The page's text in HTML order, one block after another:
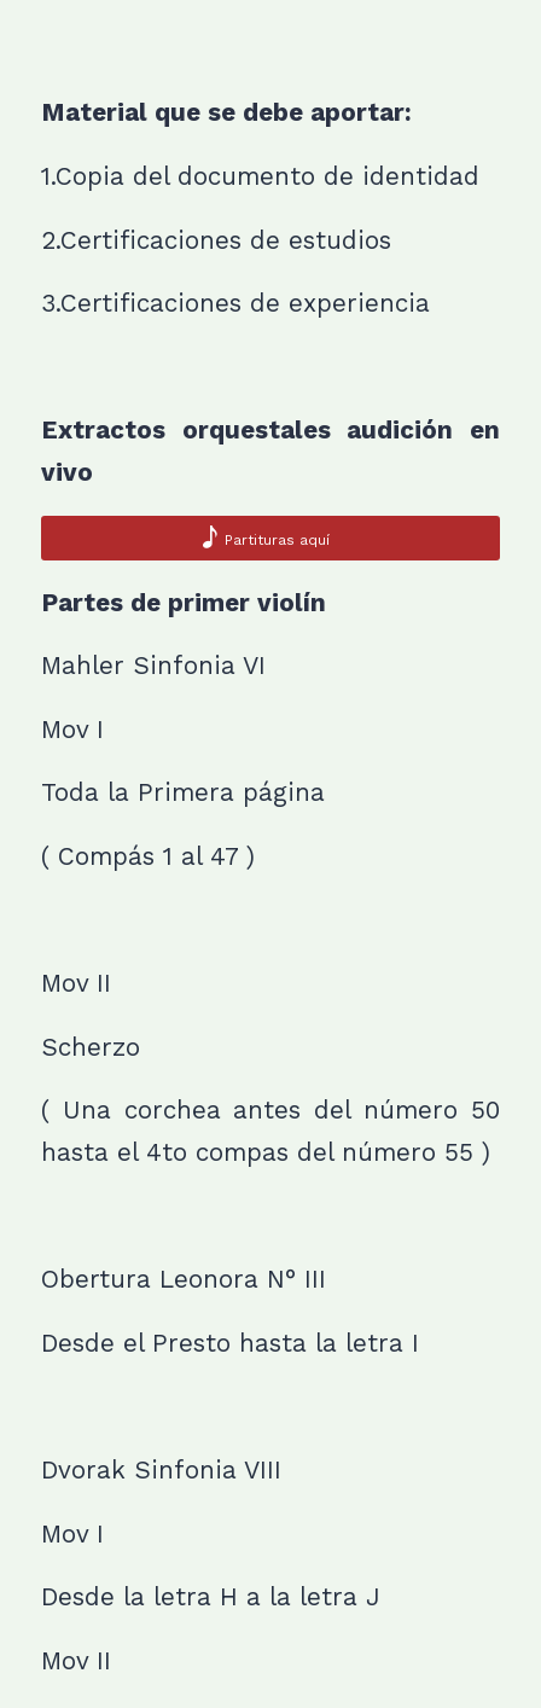
Material que se debe aportar:
1.Copia del documento de identidad
2.Certificaciones de estudios
3.Certificaciones de experiencia
Extractos orquestales audición en
vivo
Partituras aquí
Partes de primer violín
Mahler Sinfonia VI
Mov I
Toda la Primera página
( Compás 1 al 47 )
Mov II
Scherzo
( Una corchea antes del número 50
hasta el 4to compas del número 55 )
Obertura Leonora N° III
Desde el Presto hasta la letra I
Dvorak Sinfonia VIII
Mov I
Desde la letra H a la letra J
Mov II